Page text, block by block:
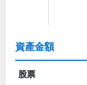
資產金額
股票